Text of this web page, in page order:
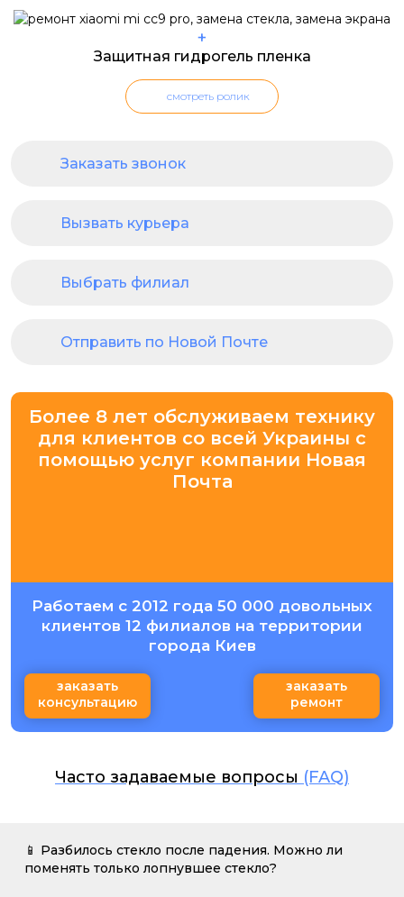
+
Защитная гидрогель пленка
смотреть ролик
Заказать звонок
Вызвать курьера
Выбрать филиал
Отправить по Новой Почте
Более 8 лет обслуживаем технику
для клиентов со всей Украины с
помощью услуг компании Новая
Почта
Работаем с 2012 года 50 000 довольных
клиентов 12 филиалов на территории
города Киев
заказать
консультацию
заказать
ремонт
Часто задаваемые вопросы (FAQ)
📱 Разбилось стекло после падения. Можно ли
поменять только лопнувшее стекло?